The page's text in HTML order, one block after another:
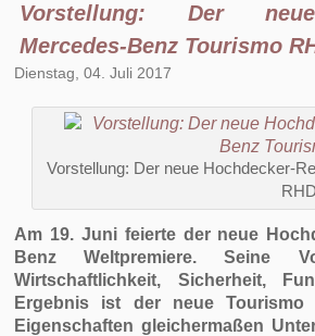
Vorstellung: Der neue
Mercedes-Benz Tourismo
Dienstag, 04. Juli 2017
Vorstellung: Der neue Hochdecker-
Am 19. Juni feierte der neue
Benz Weltpremiere. Seine
Wirtschaftlichkeit, Sicherheit,
Ergebnis ist der neue
Eigenschaften gleichermaßen